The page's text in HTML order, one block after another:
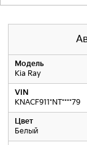
Модель
Kia Ray
VIN
KNACF911*NT****79
Цвет
Белый